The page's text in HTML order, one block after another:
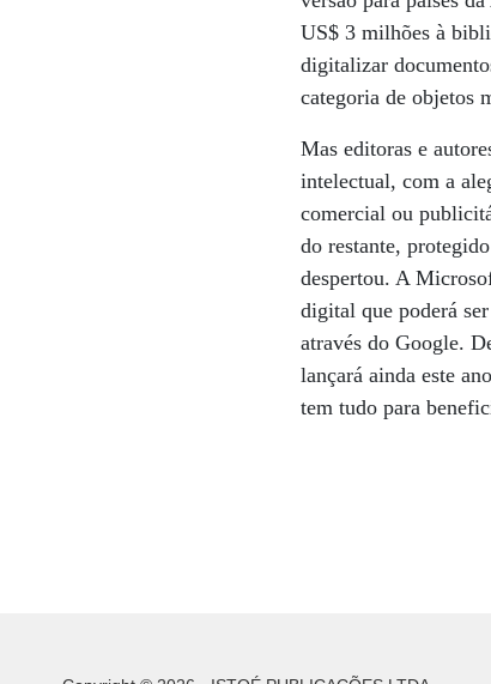
US$ 3 milhões à
digitalizar
categoria de objetos
Mas editoras e
intelectual, com a
comercial ou
do restante,
despertou. A
digital que poderá
através do Google.
lançará ainda este
tem tudo para